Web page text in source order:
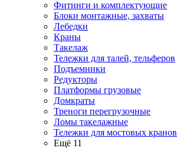
Фитинги и комплектующие
Блоки монтажные, захваты
Лебедки
Краны
Такелаж
Тележки для талей, тельферов
Подъемники
Редукторы
Платформы грузовые
Домкраты
Треноги перегрузочные
Ломы такелажные
Тележки для мостовых кранов
Ещё 11